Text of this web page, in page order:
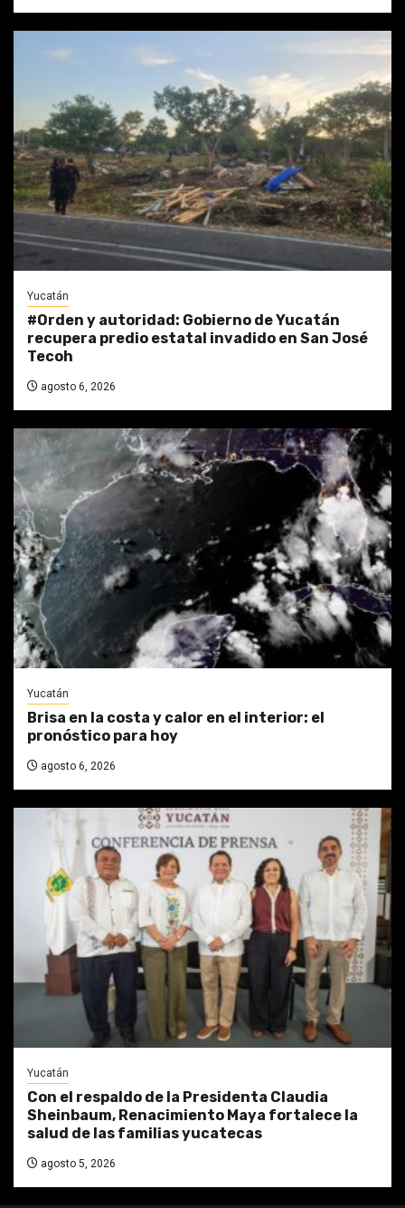
Yucatán
#Orden y autoridad: Gobierno de Yucatán
recupera predio estatal invadido en San José
Tecoh
agosto 6, 2026
Yucatán
Brisa en la costa y calor en el interior: el
pronóstico para hoy
agosto 6, 2026
Yucatán
Con el respaldo de la Presidenta Claudia
Sheinbaum, Renacimiento Maya fortalece la
salud de las familias yucatecas
agosto 5, 2026